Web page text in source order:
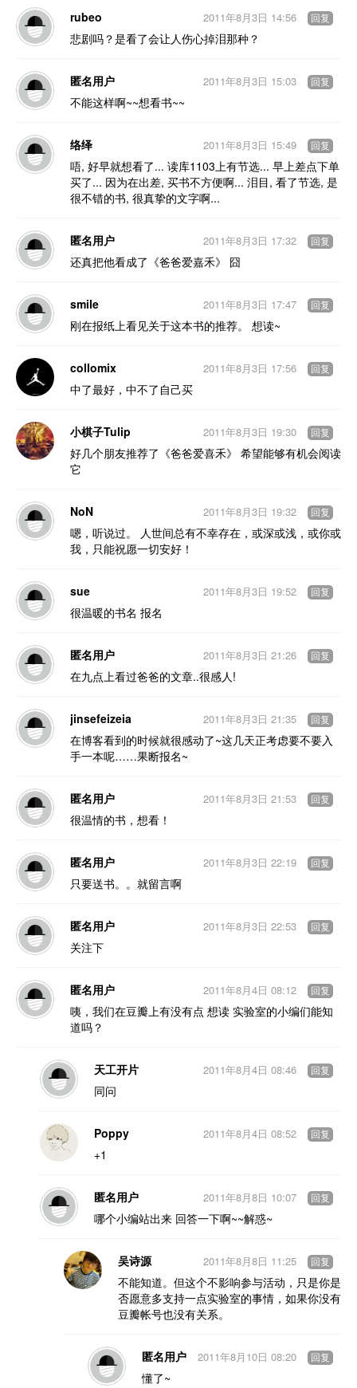
rubeo
悲剧吗？是看了会让人伤心掉泪那种？
2011年8月3日 14:56 回复
匿名用户
不能这样啊~~想看书~~
2011年8月3日 15:03 回复
络绎
唔, 好早就想看了... 读库1103上有节选... 早上差点下单
买了... 因为在出差, 买书不方便啊... 泪目, 看了节选, 是
很不错的书, 很真挚的文字啊...
2011年8月3日 15:49 回复
匿名用户
还真把他看成了《爸爸爱嘉禾》 囧
2011年8月3日 17:32 回复
smile
刚在报纸上看见关于这本书的推荐。 想读~
2011年8月3日 17:47 回复
collomix
中了最好，中不了自己买
2011年8月3日 17:56 回复
小棋子Tulip
好几个朋友推荐了《爸爸爱喜禾》 希望能够有机会阅读
它
2011年8月3日 19:30 回复
NoN
嗯，听说过。 人世间总有不幸存在，或深或浅，或你或
我，只能祝愿一切安好！
2011年8月3日 19:32 回复
sue
很温暖的书名 报名
2011年8月3日 19:52 回复
匿名用户
在九点上看过爸爸的文章..很感人!
2011年8月3日 21:26 回复
jinsefeizeia
在博客看到的时候就很感动了~这几天正考虑要不要入
手一本呢……果断报名~
2011年8月3日 21:35 回复
匿名用户
很温情的书，想看！
2011年8月3日 21:53 回复
匿名用户
只要送书。。就留言啊
2011年8月3日 22:19 回复
匿名用户
关注下
2011年8月3日 22:53 回复
匿名用户
咦，我们在豆瓣上有没有点 想读 实验室的小编们能知
道吗？
2011年8月4日 08:12 回复
天工开片
同问
2011年8月4日 08:46 回复
Poppy
+1
2011年8月4日 08:52 回复
匿名用户
哪个小编站出来 回答一下啊~~解惑~
2011年8月8日 10:07 回复
吴诗源
不能知道。但这个不影响参与活动，只是你是
否愿意多支持一点实验室的事情，如果你没有
豆瓣帐号也没有关系。
2011年8月8日 11:25 回复
匿名用户
懂了~
2011年8月10日 08:20 回复